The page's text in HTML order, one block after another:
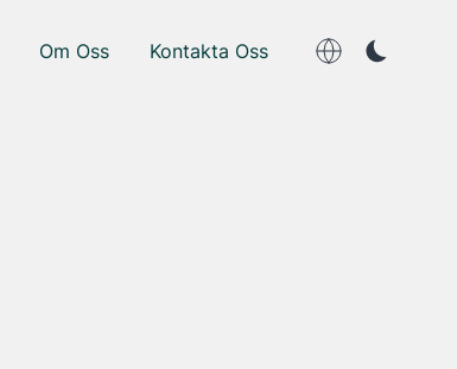
Om Oss Kontakta Oss